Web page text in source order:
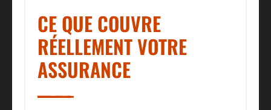
CE QUE COUVRE
RÉELLEMENT VOTRE
ASSURANCE